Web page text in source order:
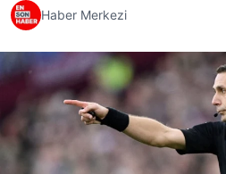
Haber Merkezi